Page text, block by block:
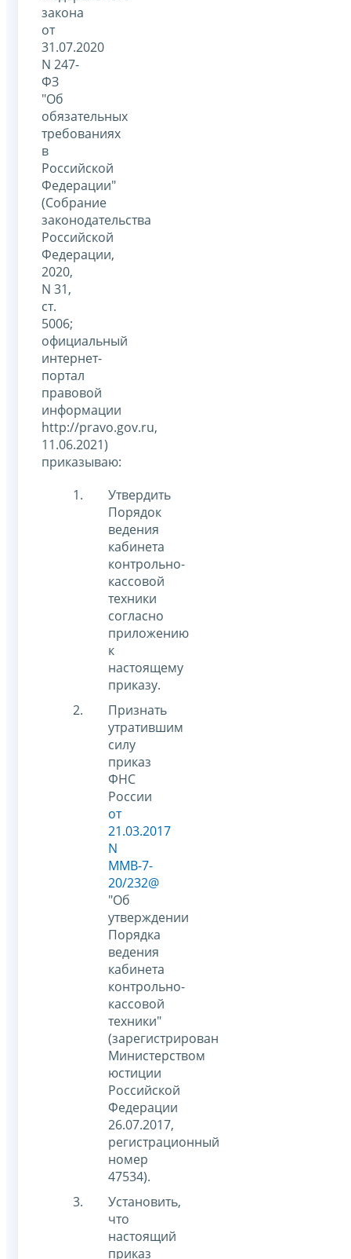
закона
от
31.07.2020
N 247-
ФЗ
"Об
обязательных
требованиях
в
Российской
Федерации"
(Собрание
законодательства
Российской
Федерации,
2020,
N 31,
ст.
5006;
официальный
интернет-
портал
правовой
информации
http://pravo.gov.ru,
11.06.2021)
приказываю:
Утвердить
Порядок
ведения
кабинета
контрольно-
кассовой
техники
согласно
приложению
к
настоящему
приказу.
Признать
утратившим
силу
приказ
ФНС
России
от
21.03.2017
N
ММВ-7-
20/232@
"Об
утверждении
Порядка
ведения
кабинета
контрольно-
кассовой
техники"
(зарегистрирован
Министерством
юстиции
Российской
Федерации
26.07.2017,
регистрационный
номер
47534).
Установить,
что
настоящий
приказ